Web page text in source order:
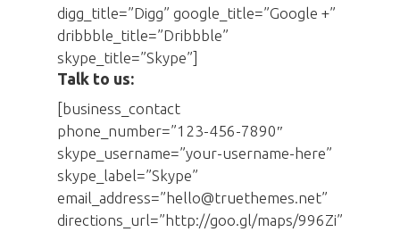
digg_title=”Digg” google_title=”Google +”
dribbble_title=”Dribbble”
skype_title=”Skype”]
Talk to us:
[business_contact
phone_number=”123-456-7890″
skype_username=”your-username-here”
skype_label=”Skype”
email_address=”hello@truethemes.net”
directions_url=”http://goo.gl/maps/996Zi”